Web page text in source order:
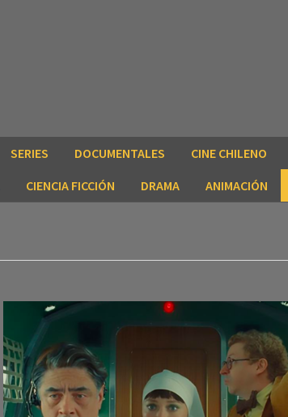
SERIES DOCUMENTALES CINE CHILENO
CIENCIA FICCIÓN DRAMA ANIMACIÓN